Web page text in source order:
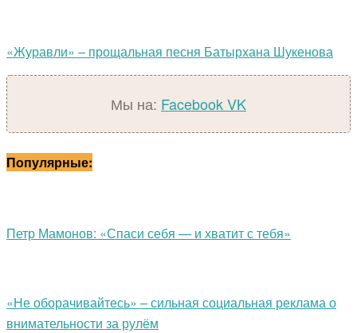
«Журавли» – прощальная песня Батырхана Шукенова
Мы на: FacebookVK
Популярные:
Петр Мамонов: «Спаси себя — и хватит с тебя»
«Не оборачивайтесь» – сильная социальная реклама о
внимательности за рулём